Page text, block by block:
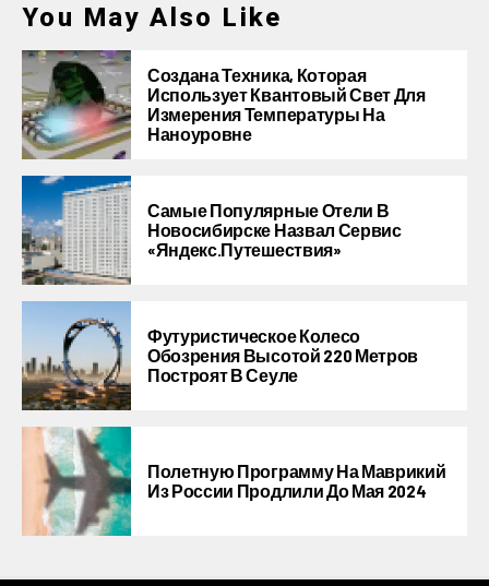
You May Also Like
Создана Техника, Которая
Использует Квантовый Свет Для
Измерения Температуры На
Наноуровне
Самые Популярные Отели В
Новосибирске Назвал Сервис
«Яндекс.Путешествия»
Футуристическое Колесо
Обозрения Высотой 220 Метров
Построят В Сеуле
Полетную Программу На Маврикий
Из России Продлили До Мая 2024